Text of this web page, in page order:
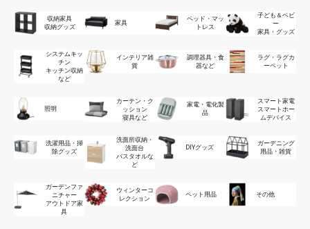
収納家具
収納グッズ
家具
ベッド・マッ
トレス
子ども＆ベビ
ー
家具・グッズ
システムキッ
チン
キッチン収納
など
インテリア雑
貨
調理器具・食
器など
ラグ・ラグカ
ーペット
照明
カーテン・ク
ッション
寝具など
家電・電化製
品
スマート家電
スマートホー
ムデバイス
洗濯用品・掃
除グッズ
洗面所収納・
洗面台
バスタオルな
ど
DIYグッズ
ガーデニング
用品・雑貨
ガーデンファ
ニチャー
アウトドア家
具
ウィンターコ
レクション
ペット用品 その他